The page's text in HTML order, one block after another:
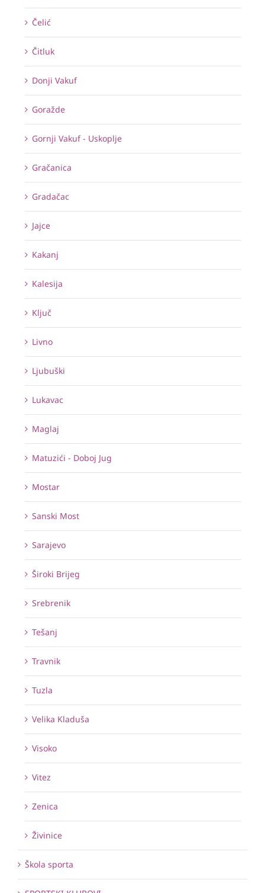
Čelić
Čitluk
Donji Vakuf
Goražde
Gornji Vakuf - Uskoplje
Gračanica
Gradačac
Jajce
Kakanj
Kalesija
Ključ
Livno
Ljubuški
Lukavac
Maglaj
Matuzići - Doboj Jug
Mostar
Sanski Most
Sarajevo
Široki Brijeg
Srebrenik
Tešanj
Travnik
Tuzla
Velika Kladuša
Visoko
Vitez
Zenica
Živinice
Škola sporta